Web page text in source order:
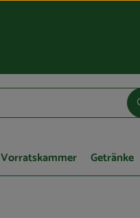
Vorratskammer Getränke